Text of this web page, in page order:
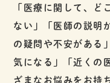
「医療に関して、ど
ない」「医師の説明
の疑問や不安がある
気になる」「近くの
ざまなお悩みをお持